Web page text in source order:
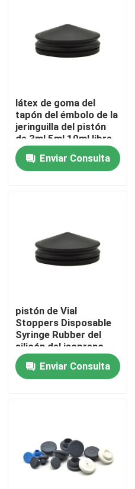
Inicio
Visita a la fábrica
Contacto
Solicitar una cotización
Tapón de goma médico
látex de goma del
tapón del émbolo de la
jeringuilla del pistón
de 3ml 5ml 10ml libre
Enviar Consulta
pistón de Vial
Stoppers Disposable
Syringe Rubber del
silicón del isopreno
5ml
Enviar Consulta